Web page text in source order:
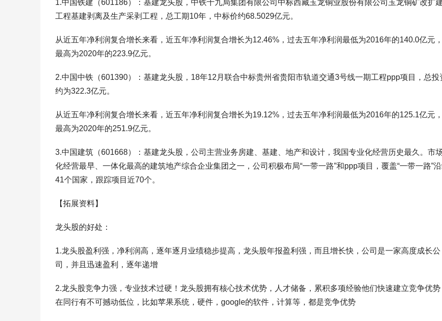
1.中国铁建（601186）：基建龙头股，中铁十九局集团有限公司中标西藏玉龙铜业股份有限公司玉龙铜矿改扩
工程基建剥离及生产采剥工程，总工期10年，中标价约68.5029亿元。
从近五年净利润复合增长来看，近五年净利润复合增长为12.46%，过去五年净利润最低为2016年的140.0亿元，
最高为2020年的223.9亿元。
2.中国中铁（601390）：基建龙头股，18年12月联合中标贵州省贵阳市轨道交通3号线一期工程ppp项目，总投
约为322.3亿元。
从近五年净利润复合增长来看，近五年净利润复合增长为19.12%，过去五年净利润最低为2016年的125.1亿元，
最高为2020年的251.9亿元。
3.中国建筑（601668）：基建龙头股，公司主营业务房建、基建、地产和设计，我国专业化经营历史最久。市
化经营最早、一体化最高的建筑地产综合企业集团之一，公司积极布局“一带一路”和ppp项目，覆盖“一带一路”
41个国家，跟踪项目近70个。
【拓展资料】
龙头股的好处：
1.龙头股盈利强，净利润高，逐年逐月业绩稳步提高，龙头股年报盈利强，而且增长快，公司是一家高度成长公
司，并且迅速盈利，逐年递增
2.龙头股竞争力强，专业技术过硬！龙头股拥有核心技术优势，人才储备，累积多项经验他们快速建立竞争优势
在同行有不可撼动低位，比如苹果系统，硬件，google的软件，计算等，都是竞争优势